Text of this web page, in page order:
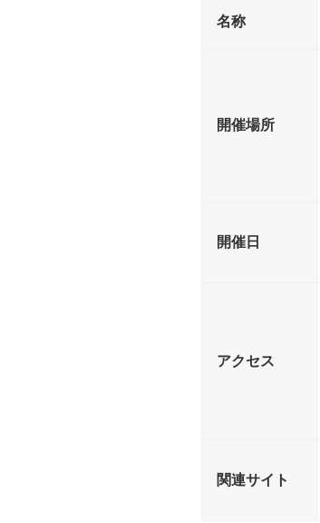
名称
開催場所
開催日
アクセス
関連サイト